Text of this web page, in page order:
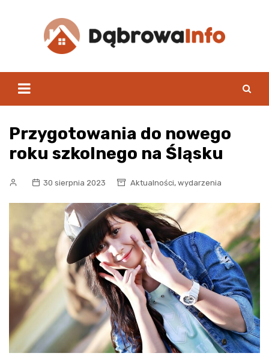
Przygotowania do nowego
roku szkolnego na Śląsku
30 sierpnia 2023 Aktualności, wydarzenia